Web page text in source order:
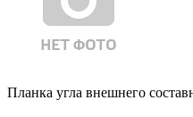
Планка угла внешнего